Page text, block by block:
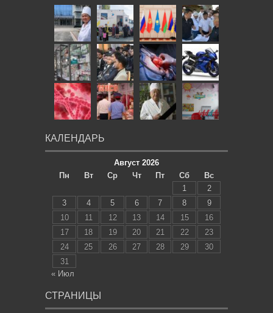
КАЛЕНДАРЬ
Август 2026
Пн
Вт Ср Чт Пт Сб
Вс
1
2
3
4 5 6 7 8
9
10
11 12 13 14 15
16
17
18 19 20 21 22
23
24
25 26 27 28 29
30
31
« Июл
СТРАНИЦЫ